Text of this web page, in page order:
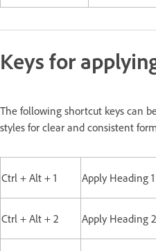
Keys for
The following shortcut keys can
styles for clear and consistent
Ctrl + Alt + 1 Apply Heading
Ctrl + Alt + 2 Apply Heading